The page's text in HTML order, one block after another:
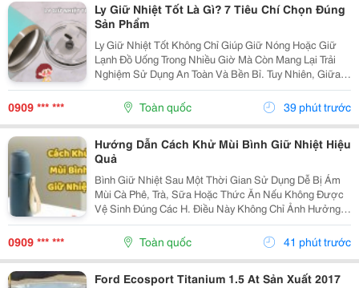
Ly Giữ Nhiệt Tốt Là Gì? 7 Tiêu Chí Chọn Đúng
Sản Phẩm
Ly Giữ Nhiệt Tốt Không Chỉ Giúp Giữ Nóng Hoặc Giữ
Lạnh Đồ Uống Trong Nhiều Giờ Mà Còn Mang Lại Trải
Nghiệm Sử Dụng An Toàn Và Bền Bỉ. Tuy Nhiên, Giữa
Hàng Trăm Mẫu Mã Trên Thị Trường, Không Phải Sản
Phẩm Nào Cũng Đáp Ứng Được Chất Lượng Như Mong
0909 *** *** Toàn quốc 39 phút trước
Hướng Dẫn Cách Khử Mùi Bình Giữ Nhiệt Hiệu
Quả
Bình Giữ Nhiệt Sau Một Thời Gian Sử Dụng Dễ Bị Ám
Mùi Cà Phê, Trà, Sữa Hoặc Thức Ăn Nếu Không Được
Vệ Sinh Đúng Các H. Điều Này Không Chỉ Ảnh Hưởng
Đến Hương Vị Đồ Uống Mà Còn Gây Mất Vệ Sinh. Hãy
Cùng Tìm Hiểu Những Cách Khử Mùi Bình Giữ Nhiệt
0909 *** *** Toàn quốc 41 phút trước
Ford Ecosport Titanium 1.5 At Sản Xuất 2017